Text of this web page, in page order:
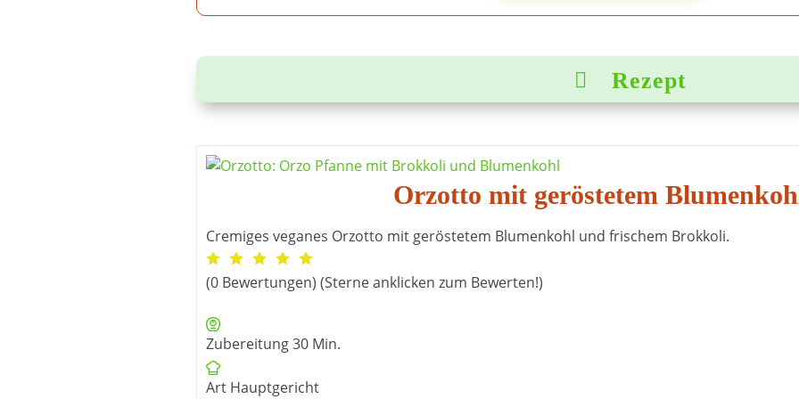
 Rezept
Orzotto mit geröstetem
Cremiges veganes Orzotto mit geröstetem Blumenkohl und frischem Brokkoli.
(0 Bewertungen) (Sterne anklicken zum Bewerten!)
Zubereitung30Minuten
Min.
Art Hauptgericht